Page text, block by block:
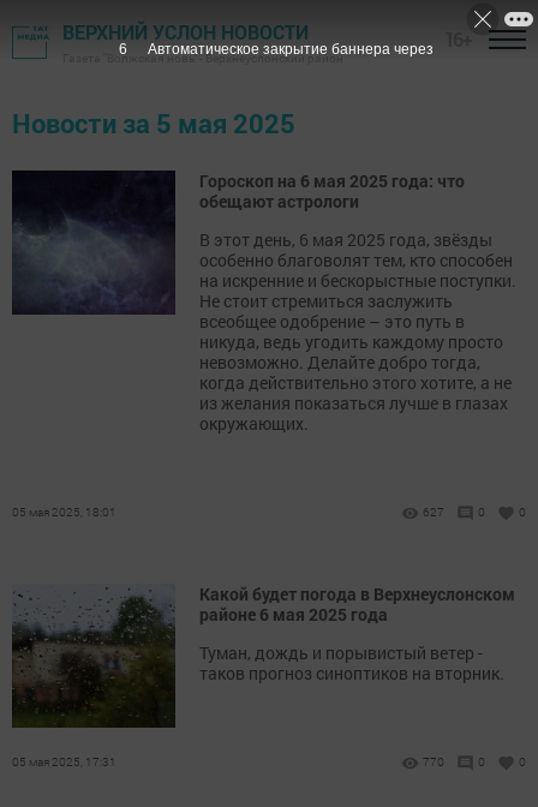
ВЕРХНИЙ УСЛОН НОВОСТИ
Газета "Волжская новь" - Верхнеуслонский район
Новости за 5 мая 2025
Гороскоп на 6 мая 2025 года: что
обещают астрологи
В этот день, 6 мая 2025 года, звёзды
особенно благоволят тем, кто способен
на искренние и бескорыстные поступки.
Не стоит стремиться заслужить
всеобщее одобрение – это путь в
никуда, ведь угодить каждому просто
невозможно. Делайте добро тогда,
когда действительно этого хотите, а не
из желания показаться лучше в глазах
окружающих.
05 мая 2025, 18:01 627 0 0
Какой будет погода в Верхнеуслонском
районе 6 мая 2025 года
Туман, дождь и порывистый ветер -
таков прогноз синоптиков на вторник.
05 мая 2025, 17:31 770 0 0
5 Автоматическое закрытие баннера через